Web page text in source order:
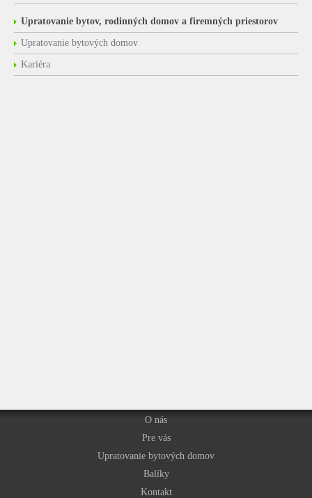
Upratovanie bytov, rodinných domov a firemných priestorov
Upratovanie bytových domov
Kariéra
O nás
Pre vás
Upratovanie bytových domov
Balíky
Kontakt